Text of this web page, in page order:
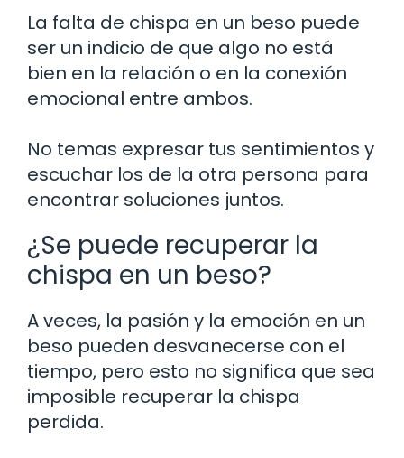
La falta de chispa en un beso puede
ser un indicio de que algo no está
bien en la relación o en la conexión
emocional entre ambos.
No temas expresar tus sentimientos y
escuchar los de la otra persona para
encontrar soluciones juntos.
¿Se puede recuperar la
chispa en un beso?
A veces, la pasión y la emoción en un
beso pueden desvanecerse con el
tiempo, pero esto no significa que sea
imposible recuperar la chispa
perdida.